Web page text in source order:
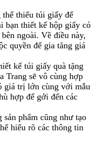
thiếu túi giấy để
bạn thiết kế hộp giấy có
ngoài. Về điều này,
quyền để gia tăng giá
kế túi giấy quà tặng
Trang sẽ vô cùng hợp
giá trị lớn cùng với mẫu
hợp để gởi đến các
phẩm cũng như tạo
hiểu rõ các thông tin